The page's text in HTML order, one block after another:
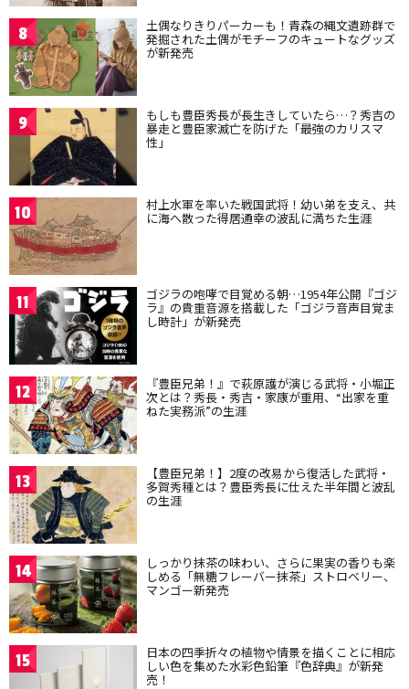
8 土偶なりきりパーカーも！青森の縄文遺跡群で
発掘された土偶がモチーフのキュートなグッズ
が新発売
9 もしも豊臣秀長が長生きしていたら…？秀吉の
暴走と豊臣家滅亡を防げた「最強のカリスマ
性」
10 村上水軍を率いた戦国武将！幼い弟を支え、共
に海へ散った得居通幸の波乱に満ちた生涯
11 ゴジラの咆哮で目覚める朝…1954年公開『ゴジ
ラ』の貴重音源を搭載した「ゴジラ音声目覚ま
し時計」が新発売
12 『豊臣兄弟！』で萩原護が演じる武将・小堀正
次とは？秀長・秀吉・家康が重用、“出家を重
ねた実務派”の生涯
13 【豊臣兄弟！】2度の改易から復活した武将・
多賀秀種とは？豊臣秀長に仕えた半年間と波乱
の生涯
14 しっかり抹茶の味わい、さらに果実の香りも楽
しめる「無糖フレーバー抹茶」ストロベリー、
マンゴー新発売
15 日本の四季折々の植物や情景を描くことに相応
しい色を集めた水彩色鉛筆『色辞典』が新発
売！